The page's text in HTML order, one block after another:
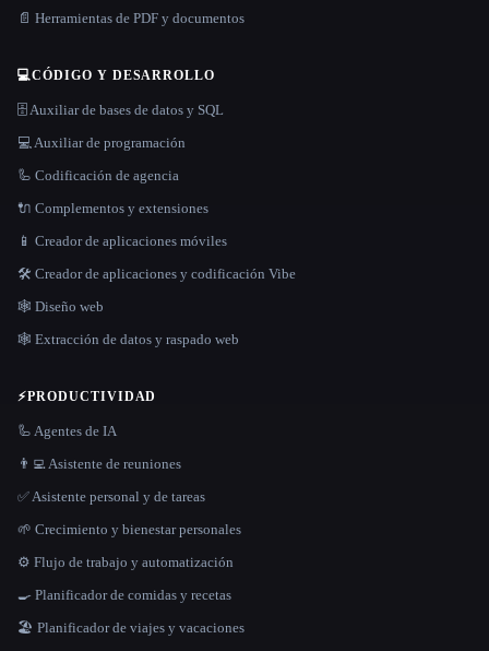
📄 Herramientas de PDF y documentos
💻CÓDIGO Y DESARROLLO
🗄️ Auxiliar de bases de datos y SQL
💻 Auxiliar de programación
🦾 Codificación de agencia
🔌 Complementos y extensiones
📱 Creador de aplicaciones móviles
🛠️ Creador de aplicaciones y codificación Vibe
🕸 Diseño web
🕸️ Extracción de datos y raspado web
⚡PRODUCTIVIDAD
🦾 Agentes de IA
👨‍💻 Asistente de reuniones
✅ Asistente personal y de tareas
🌱 Crecimiento y bienestar personales
⚙️ Flujo de trabajo y automatización
🍳 Planificador de comidas y recetas
🏖 Planificador de viajes y vacaciones